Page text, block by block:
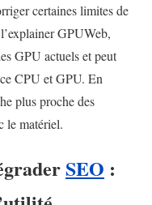
certaines limites de
GPUWeb,
GPU actuels et peut
CPU et GPU. En
plus proche des
le matériel.
SEO :